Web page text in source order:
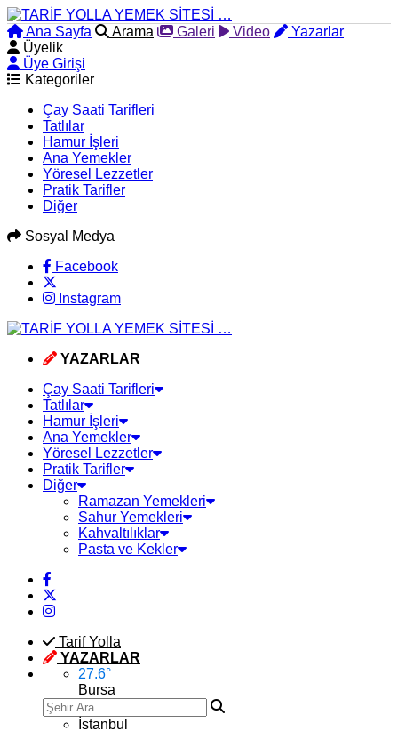
Ana Sayfa Arama Galeri Video
Yazarlar
Üyelik
Üye Girişi
Kategoriler
Çay Saati Tarifleri
Tatlılar
Hamur İşleri
Ana Yemekler
Yöresel Lezzetler
Pratik Tarifler
Diğer
Sosyal Medya
Facebook
Instagram
YAZARLAR
Çay Saati Tarifleri
Tatlılar
Hamur İşleri
Ana Yemekler
Yöresel Lezzetler
Pratik Tarifler
Diğer
Ramazan Yemekleri
Sahur Yemekleri
Kahvaltılıklar
Pasta ve Kekler
Tarif Yolla
YAZARLAR
27.6°
Bursa
İstanbul